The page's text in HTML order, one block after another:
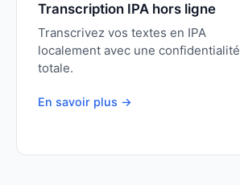
Transcription IPA hors ligne
Transcrivez vos textes en IPA
localement avec une confidentialité
totale.
En savoir plus →